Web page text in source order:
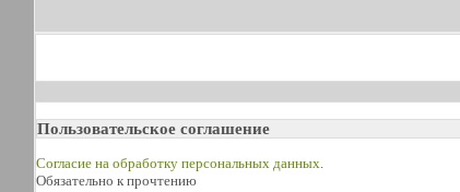
Пользовательское соглашение
Согласие на обработку персональных данных.
Обязательно к прочтению